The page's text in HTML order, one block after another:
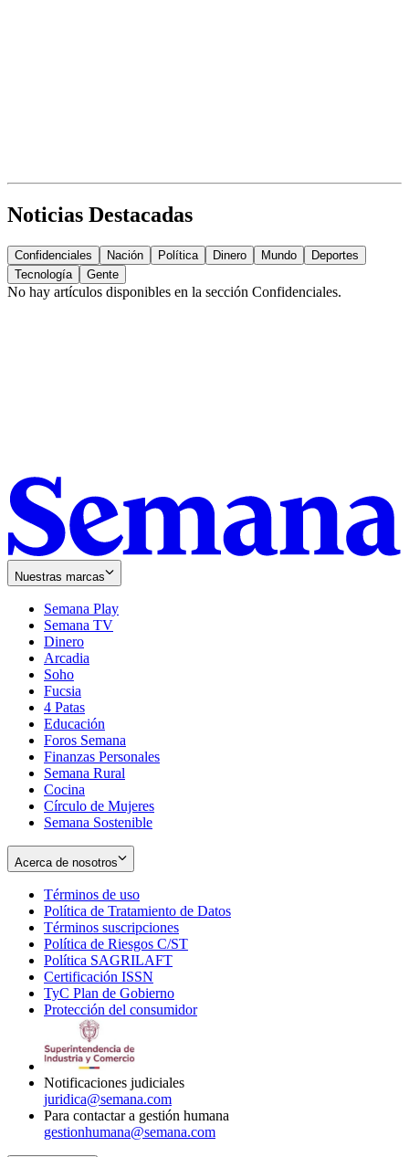
Noticias Destacadas
Confidenciales Nación Política Dinero Mundo
Deportes
Tecnología
Gente
No hay artículos disponibles en la sección Confidenciales.
Nuestras marcas
Semana Play
Semana TV
Dinero
Arcadia
Soho
in
new
window
Fucsia
in
new
window
4 Patas
Educación
Foros Semana
Finanzas Personales
Semana Rural
Cocina
Círculo de Mujeres
Semana Sostenible
Acerca de nosotros
Términos de uso
in
new
window
Política de Tratamiento de Datos
Términos suscripciones
in
Política de Riesgos C/ST
Política SAGRILAFT
new
window
Certificación ISSN
in
new
TyC Plan de Gobierno
in
Protección del consumidorOpens
Notificaciones judiciales
juridica@semana.com
Para contactar a gestión humana
gestionhumana@semana.com